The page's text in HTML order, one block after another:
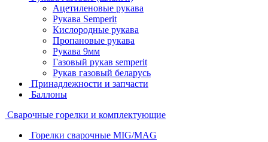
Ацетиленовые рукава
Рукава Semperit
Кислородные рукава
Пропановые рукава
Рукава 9мм
Газовый рукав semperit
Рукав газовый беларусь
Принадлежности и запчасти
Баллоны
Сварочные горелки и комплектующие
Горелки сварочные MIG/MAG